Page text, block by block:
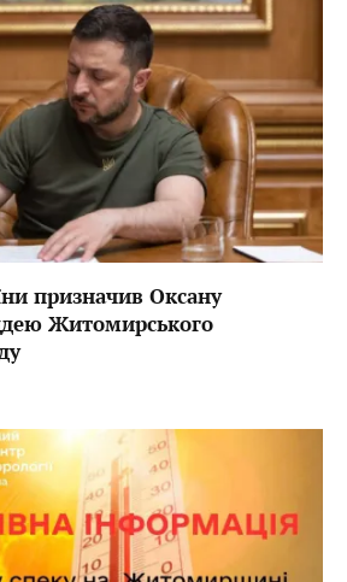
призначив Оксану
Житомирського